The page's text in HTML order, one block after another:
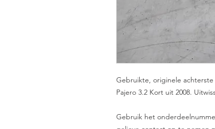
Gebruikte, originele
Pajero 3.2 Kort uit 2008.
Gebruik het